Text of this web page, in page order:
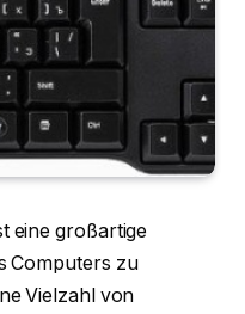
eine großartige
Computers zu
Vielzahl von